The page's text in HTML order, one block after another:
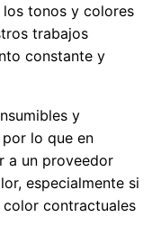
tonos y colores
trabajos
constante y
y
lo que en
a un proveedor
especialmente si
contractuales